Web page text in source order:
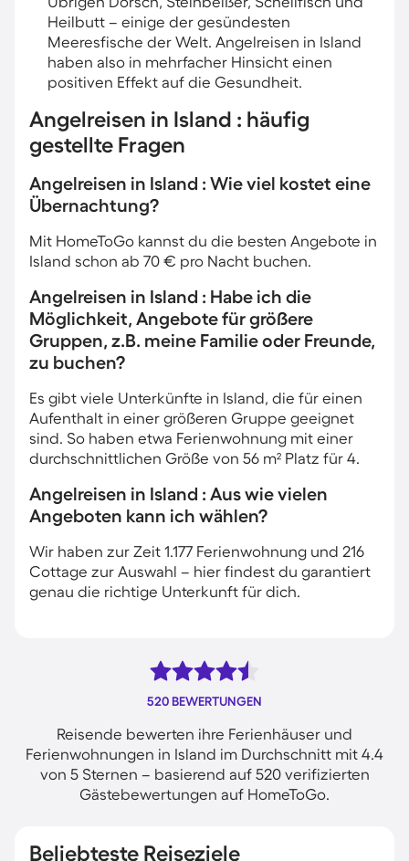
Heilbutt – einige der gesündesten
Meeresfische der Welt. Angelreisen in Island
haben also in mehrfacher Hinsicht einen
positiven Effekt auf die Gesundheit.
Angelreisen in Island : häufig
gestellte Fragen
Angelreisen in Island : Wie viel kostet eine
Übernachtung?
Mit HomeToGo kannst du die besten Angebote in
Island schon ab 70 € pro Nacht buchen.
Angelreisen in Island : Habe ich die
Möglichkeit, Angebote für größere
Gruppen, z.B. meine Familie oder Freunde,
zu buchen?
Es gibt viele Unterkünfte in Island, die für einen
Aufenthalt in einer größeren Gruppe geeignet
sind. So haben etwa Ferienwohnung mit einer
durchschnittlichen Größe von 56 m² Platz für 4.
Angelreisen in Island : Aus wie vielen
Angeboten kann ich wählen?
Wir haben zur Zeit 1.177 Ferienwohnung und 216
Cottage zur Auswahl – hier findest du garantiert
genau die richtige Unterkunft für dich.
520 BEWERTUNGEN
Reisende bewerten ihre Ferienhäuser und
Ferienwohnungen in Island im Durchschnitt mit 4.4
von 5 Sternen – basierend auf 520 verifizierten
Gästebewertungen auf HomeToGo.
Beliebteste Reiseziele